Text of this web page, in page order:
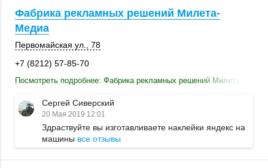
Фабрика рекламных решений Милета-
Медиа
Первомайская ул., 78
+7 (8212) 57-85-70
Посмотреть подробнее: Фабрика рекламных решений Милета-Медиа
Сергей Сиверский
20 Мая 2019 12:01
Здраствуйте вы изготавливаете наклейки яндекс на
машины все отзывы